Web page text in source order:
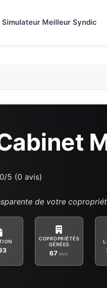
Simulateur Meilleur Syndic
5 (0 avis)
de votre
COPROPRIÉTÉS
GÉRÉES
67RNIC